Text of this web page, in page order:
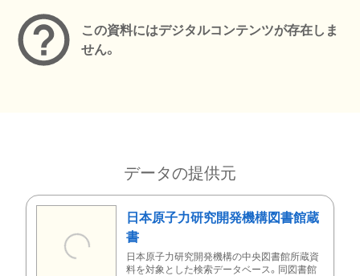
この資料にはデジタルコンテンツが存在しま
せん。
データの提供元
日本原子力研究開発機構図書館蔵
書
日本原子力研究開発機構の中央図書館所蔵資
料を対象とした検索データベース。同図書館